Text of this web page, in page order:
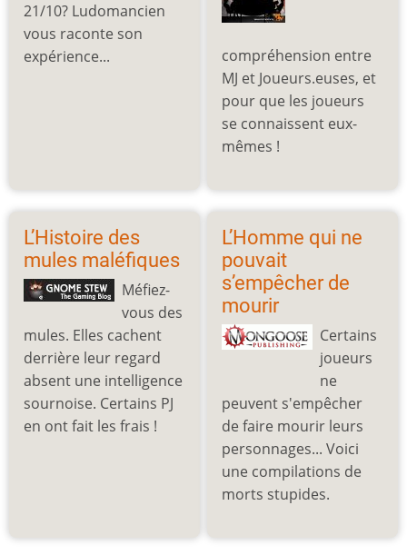
21/10? Ludomancien
vous raconte son
expérience...
compréhension entre
MJ et Joueurs.euses, et
pour que les joueurs
se connaissent eux-
mêmes !
L’Histoire des
mules maléfiques
Méfiez-
vous des
mules. Elles cachent
derrière leur regard
absent une intelligence
sournoise. Certains PJ
en ont fait les frais !
L’Homme qui ne
pouvait
s’empêcher de
mourir
Certains
joueurs
ne
peuvent s'empêcher
de faire mourir leurs
personnages... Voici
une compilations de
morts stupides.